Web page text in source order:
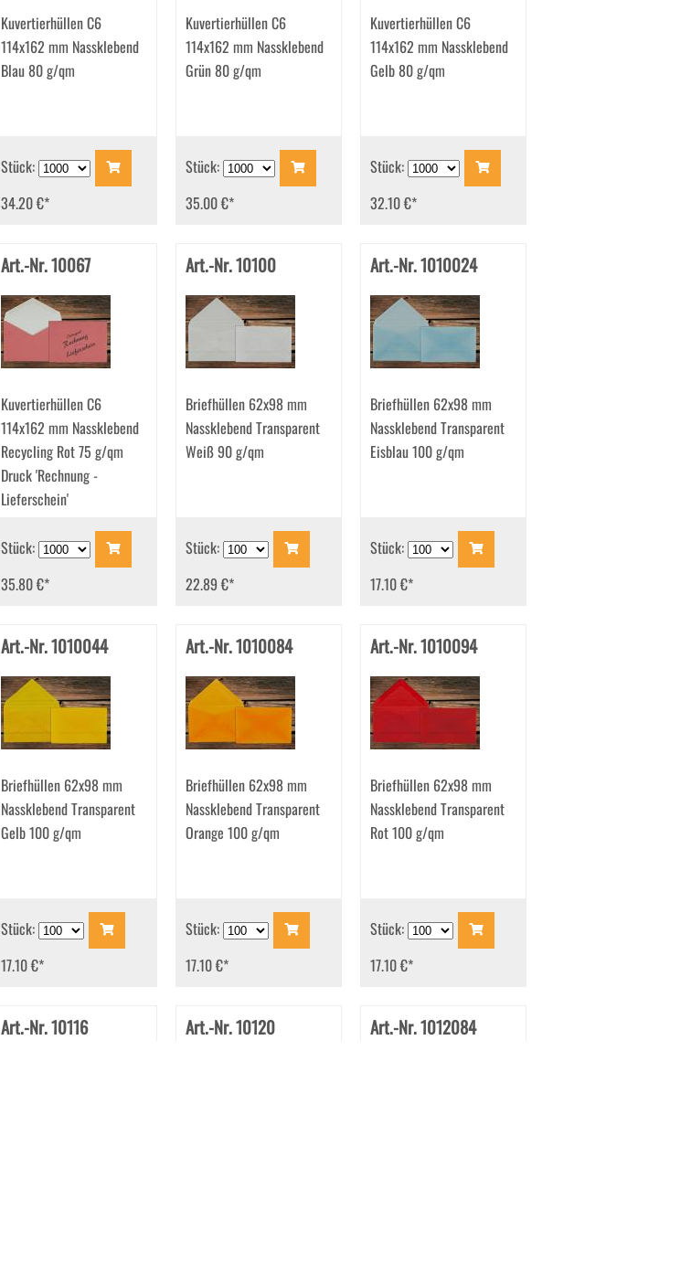
Kuvertierhüllen C6
114x162 mm Nassklebend
Blau 80 g/qm
Stück:
34.20 €*
Kuvertierhüllen C6
114x162 mm Nassklebend
Grün 80 g/qm
Stück:
35.00 €*
Kuvertierhüllen C6
114x162 mm Nassklebend
Gelb 80 g/qm
Stück:
32.10 €*
Art.-Nr. 10067
Kuvertierhüllen C6
114x162 mm Nassklebend
Recycling Rot 75 g/qm
Druck 'Rechnung -
Lieferschein'
Stück:
35.80 €*
Art.-Nr. 10100
Briefhüllen 62x98 mm
Nassklebend Transparent
Weiß 90 g/qm
Stück:
22.89 €*
Art.-Nr. 1010024
Briefhüllen 62x98 mm
Nassklebend Transparent
Eisblau 100 g/qm
Stück:
17.10 €*
Art.-Nr. 1010044
Briefhüllen 62x98 mm
Nassklebend Transparent
Gelb 100 g/qm
Stück:
17.10 €*
Art.-Nr. 1010084
Briefhüllen 62x98 mm
Nassklebend Transparent
Orange 100 g/qm
Stück:
17.10 €*
Art.-Nr. 1010094
Briefhüllen 62x98 mm
Nassklebend Transparent
Rot 100 g/qm
Stück:
17.10 €*
Art.-Nr. 10116 Art.-Nr. 10120 Art.-Nr. 1012084